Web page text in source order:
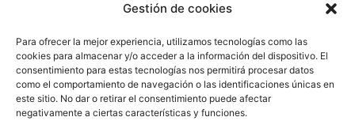
Gestión de cookies
Para ofrecer la mejor experiencia, utilizamos tecnologías como las
cookies para almacenar y/o acceder a la información del dispositivo. El
consentimiento para estas tecnologías nos permitirá procesar datos
como el comportamiento de navegación o las identificaciones únicas en
este sitio. No dar o retirar el consentimiento puede afectar
negativamente a ciertas características y funciones.
PRL | Films
PRL | Play
PRL | LAB